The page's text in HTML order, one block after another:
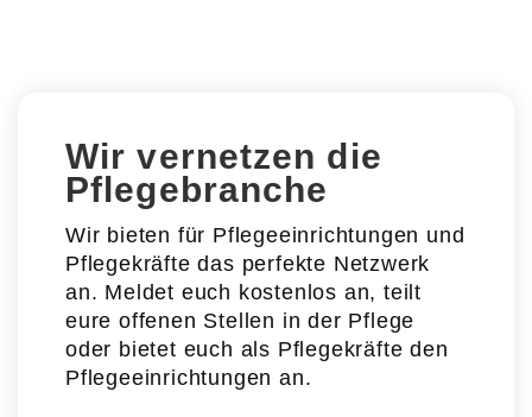
Wir vernetzen die
Pflegebranche
Wir bieten für Pflegeeinrichtungen und
Pflegekräfte das perfekte Netzwerk
an. Meldet euch kostenlos an, teilt
eure offenen Stellen in der Pflege
oder bietet euch als Pflegekräfte den
Pflegeeinrichtungen an.